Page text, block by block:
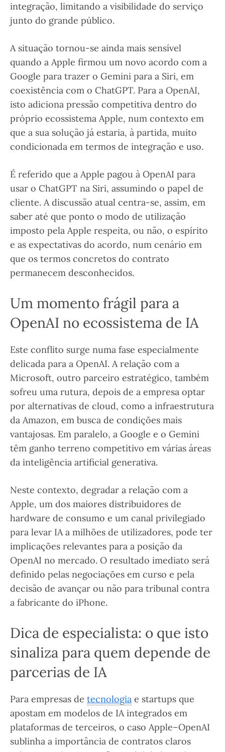
integração, limitando a visibilidade do serviço
junto do grande público.
A situação tornou-se ainda mais sensível
quando a Apple firmou um novo acordo com a
Google para trazer o Gemini para a Siri, em
coexistência com o ChatGPT. Para a OpenAI,
isto adiciona pressão competitiva dentro do
próprio ecossistema Apple, num contexto em
que a sua solução já estaria, à partida, muito
condicionada em termos de integração e uso.
É referido que a Apple pagou à OpenAI para
usar o ChatGPT na Siri, assumindo o papel de
cliente. A discussão atual centra-se, assim, em
saber até que ponto o modo de utilização
imposto pela Apple respeita, ou não, o espírito
e as expectativas do acordo, num cenário em
que os termos concretos do contrato
permanecem desconhecidos.
Um momento frágil para a
OpenAI no ecossistema de IA
Este conflito surge numa fase especialmente
delicada para a OpenAI. A relação com a
Microsoft, outro parceiro estratégico, também
sofreu uma rutura, depois de a empresa optar
por alternativas de cloud, como a infraestrutura
da Amazon, em busca de condições mais
vantajosas. Em paralelo, a Google e o Gemini
têm ganho terreno competitivo em várias áreas
da inteligência artificial generativa.
Neste contexto, degradar a relação com a
Apple, um dos maiores distribuidores de
hardware de consumo e um canal privilegiado
para levar IA a milhões de utilizadores, pode ter
implicações relevantes para a posição da
OpenAI no mercado. O resultado imediato será
definido pelas negociações em curso e pela
decisão de avançar ou não para tribunal contra
a fabricante do iPhone.
Dica de especialista: o que isto
sinaliza para quem depende de
parcerias de IA
Para empresas de tecnologia e startups que
apostam em modelos de IA integrados em
plataformas de terceiros, o caso Apple–OpenAI
sublinha a importância de contratos claros